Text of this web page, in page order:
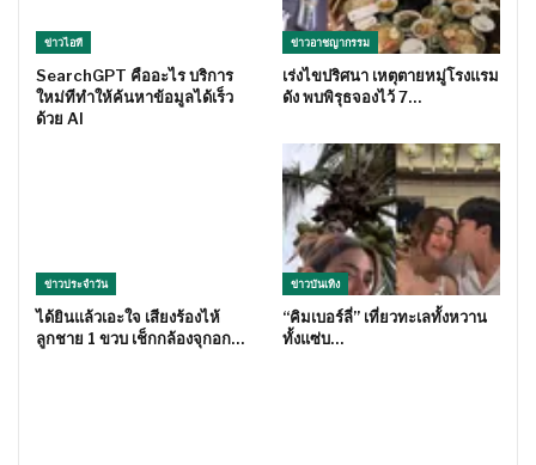
ข่าวไอที
SearchGPT คืออะไร บริการ
ใหม่ทีทำให้ค้นหาข้อมูลได้เร็ว
ด้วย AI
ข่าวอาชญากรรม
เร่งไขปริศนา เหตุตายหมู่โรงแรม
ดัง พบพิรุธจองไว้ 7…
ข่าวประจำวัน
ได้ยินแล้วเอะใจ เสียงร้องไห้
ลูกชาย 1 ขวบ เช็กกล้องจุกอก…
ข่าวบันเทิง
“คิมเบอร์ลี่” เที่ยวทะเลทั้งหวาน
ทั้งแซ่บ…